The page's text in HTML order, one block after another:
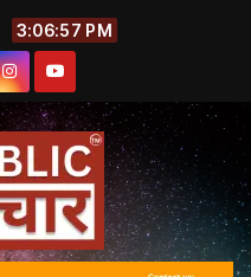
3:06:57 PM